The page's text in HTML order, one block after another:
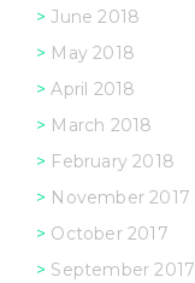
June 2018
May 2018
April 2018
March 2018
February 2018
November 2017
October 2017
September 2017